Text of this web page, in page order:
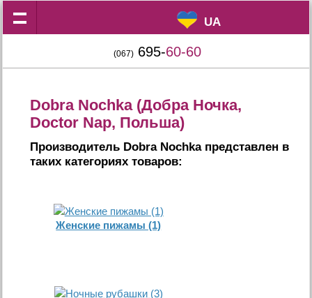
UA
UA
(067) 695-60-60
Dobra Nochka (Добра Ночка,
Doctor Nap, Польша)
Производитель Dobra Nochka представлен в
таких категориях товаров:
Женские пижамы (1)